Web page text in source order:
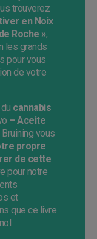
trouverez
en Noix
Roche »,
les grands
pour vous
de votre
cannabis
– Aceite
vous
propre
de cette
pour notre
et
que ce livre